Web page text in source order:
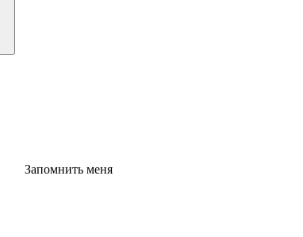
Запомнить меня